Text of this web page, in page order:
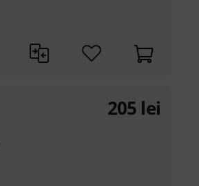
205 lei